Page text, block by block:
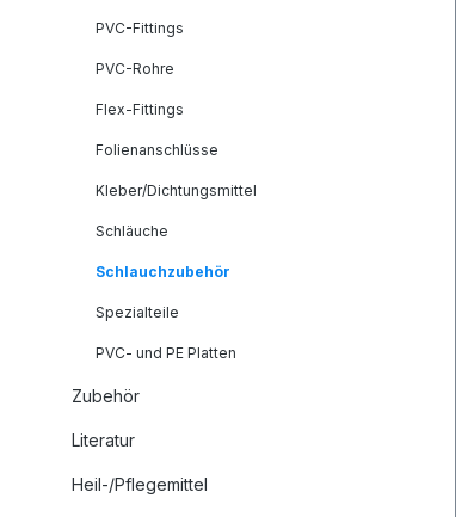
PVC-Fittings
PVC-Rohre
Flex-Fittings
Folienanschlüsse
Kleber/Dichtungsmittel
Schläuche
Schlauchzubehör
Spezialteile
PVC- und PE Platten
Zubehör
Literatur
Heil-/Pflegemittel